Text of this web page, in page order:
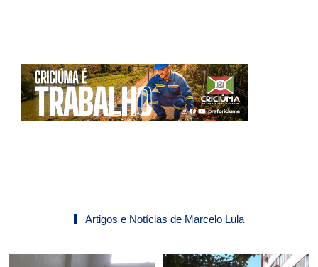
Artigos e Notícias de Marcelo Lula